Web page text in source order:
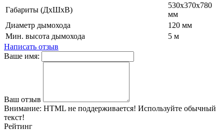
Габариты (ДхШхВ)
530х370х780
мм
Диаметр дымохода
120 мм
Мин. высота дымохода
5 м
Написать отзыв
Ваше имя:
Ваш отзыв
Внимание: HTML не поддерживается! Используйте обычный
текст!
Рейтинг